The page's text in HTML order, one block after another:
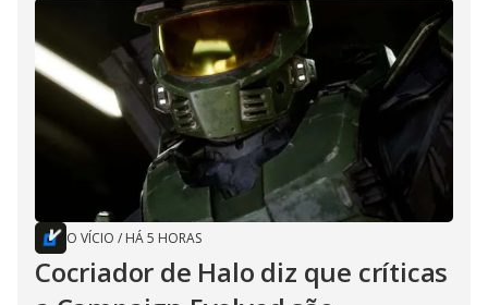
O VÍCIO / HÁ 5 HORAS
Cocriador de Halo diz que críticas